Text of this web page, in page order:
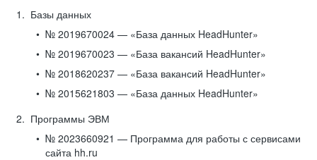
Базы данных
№ 2019670024 — «База данных HeadHunter»
№ 2019670023 — «База вакансий HeadHunter»
№ 2018620237 — «База вакансий HeadHunter»
№ 2015621803 — «База данных HeadHunter»
Программы ЭВМ
№ 2023660921 — Программа для работы с сервисами
сайта hh.ru